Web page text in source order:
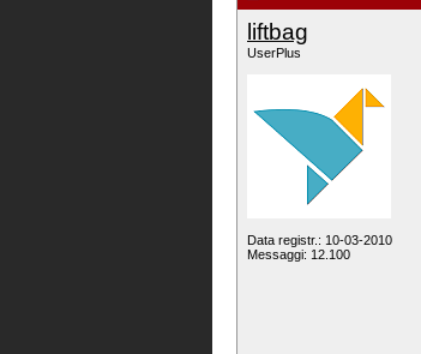
liftbag
UserPlus
Data registr.: 10-03-2010
Messaggi: 12.100